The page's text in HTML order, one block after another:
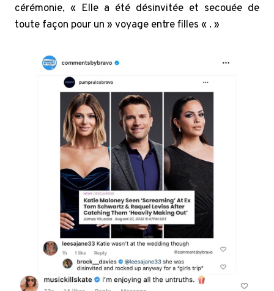
cérémonie, « Elle a été désinvitée et secouée de
toute façon pour un » voyage entre filles « . »